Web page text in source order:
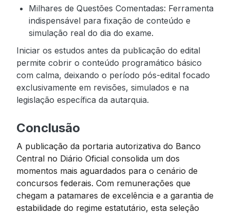
Milhares de Questões Comentadas: Ferramenta
indispensável para fixação de conteúdo e
simulação real do dia do exame.
Iniciar os estudos antes da publicação do edital
permite cobrir o conteúdo programático básico
com calma, deixando o período pós-edital focado
exclusivamente em revisões, simulados e na
legislação específica da autarquia.
Conclusão
A publicação da portaria autorizativa do Banco
Central no Diário Oficial consolida um dos
momentos mais aguardados para o cenário de
concursos federais. Com remunerações que
chegam a patamares de excelência e a garantia de
estabilidade do regime estatutário, esta seleção